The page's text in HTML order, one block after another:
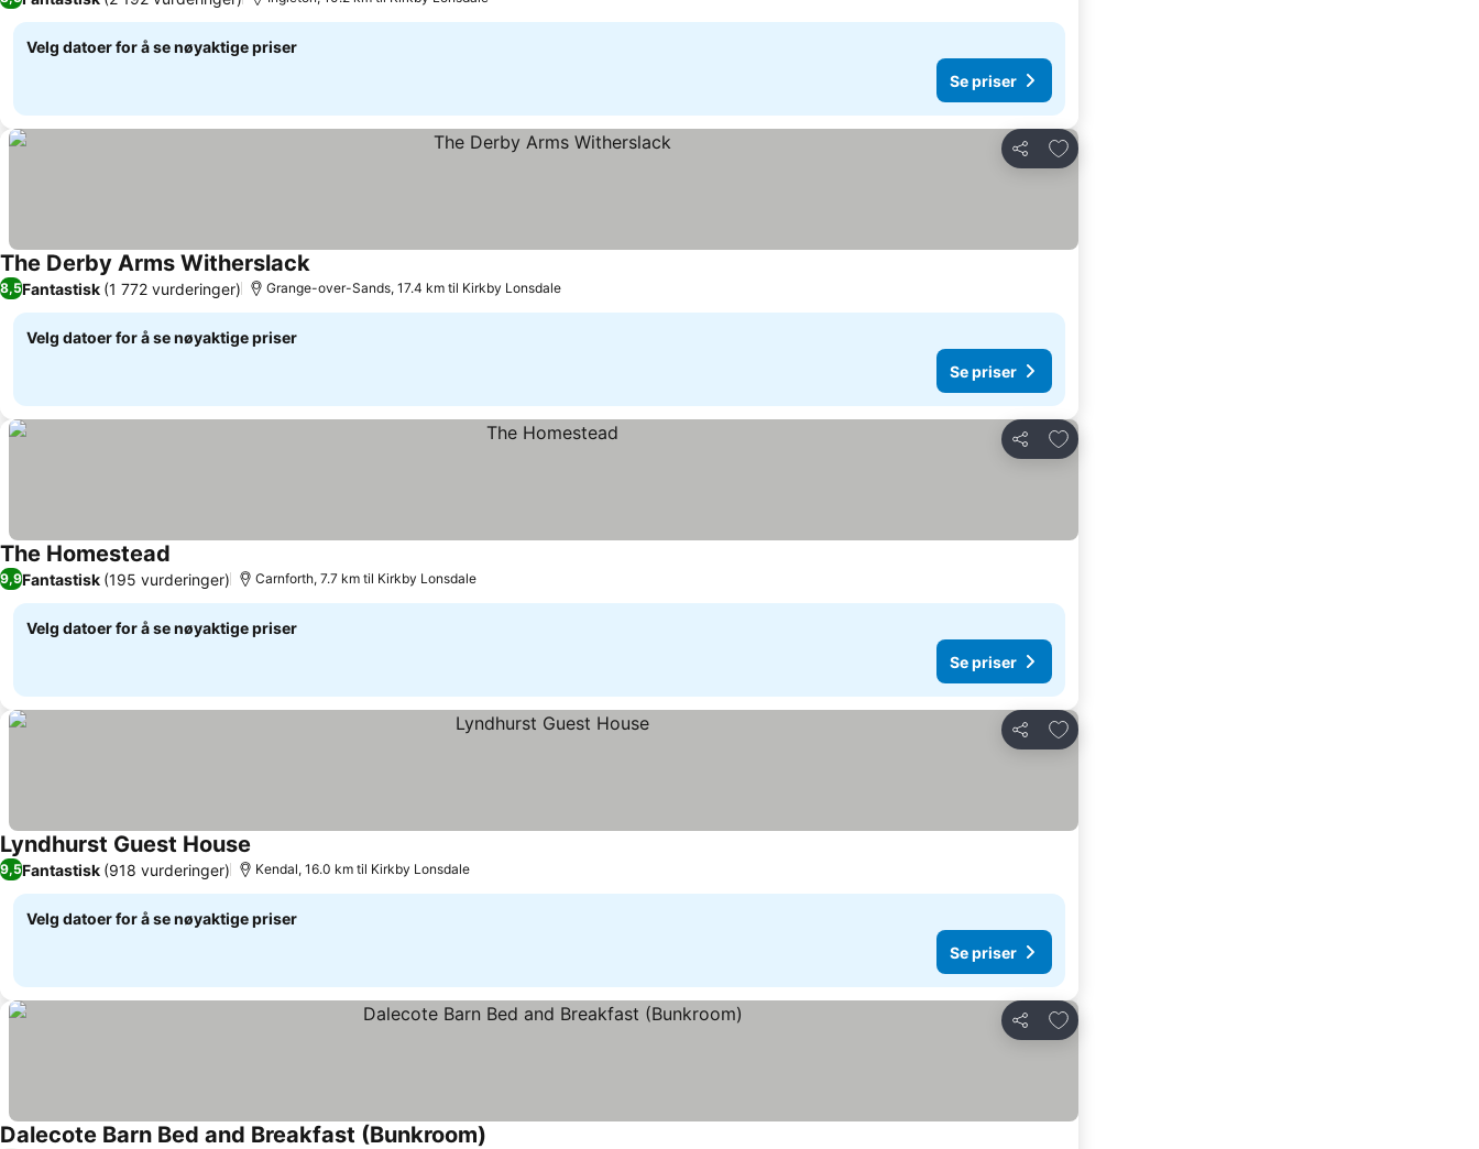
Velg datoer for å se nøyaktige priser
Se priser
Del
Legg til i favoritter
The Derby Arms Witherslack
8,5Fantastisk (1 772 vurderinger) Grange-over-Sands, 17.4 km til Kirkby Lonsdale
Velg datoer for å se nøyaktige priser
Se priser
Del
Legg til i favoritter
The Homestead
9,9Fantastisk (195 vurderinger) Carnforth, 7.7 km til Kirkby Lonsdale
Velg datoer for å se nøyaktige priser
Se priser
Del
Legg til i favoritter
Lyndhurst Guest House
9,5Fantastisk (918 vurderinger) Kendal, 16.0 km til Kirkby Lonsdale
Velg datoer for å se nøyaktige priser
Se priser
Del
Legg til i favoritter
Dalecote Barn Bed and Breakfast (Bunkroom)